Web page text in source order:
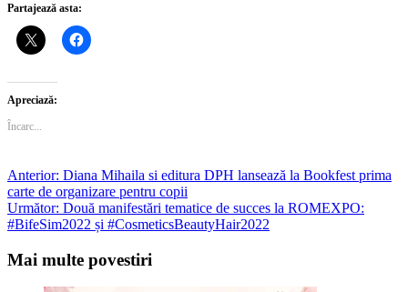
Partajează asta:
Apreciază:
Încarc...
Post
navigation
Anterior: Diana Mihaila si editura DPH lansează la Bookfest prima
carte de organizare pentru copii
Următor: Două manifestări tematice de succes la ROMEXPO:
#BifeSim2022 și #CosmeticsBeautyHair2022
Mai multe povestiri